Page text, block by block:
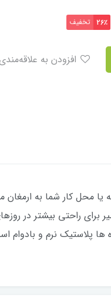
26٪ تخفیف
گوشه‌ای از خانه یا محل کار شما
راحتی بیشتر در
دارای 3 رنگ زیبا میباشد.... جنس پره